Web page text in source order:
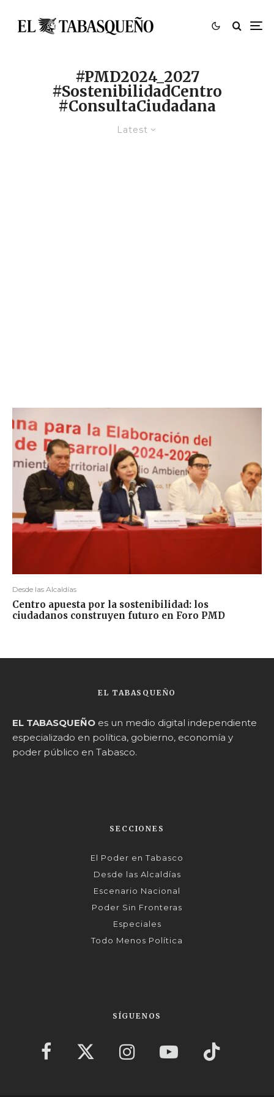
#PMD2024_2027
#SostenibilidadCentro
#ConsultaCiudadana
Latest
Desde las Alcaldías
Centro apuesta por la sostenibilidad: los
ciudadanos construyen futuro en Foro PMD
EL TABASQUEÑO
EL TABASQUEÑO es un medio digital independiente
especializado en política, gobierno, economía y
poder público en Tabasco.
SECCIONES
El Poder en Tabasco
Desde las Alcaldías
Escenario Nacional
Poder Sin Fronteras
Especiales
Todo Menos Política
SÍGUENOS